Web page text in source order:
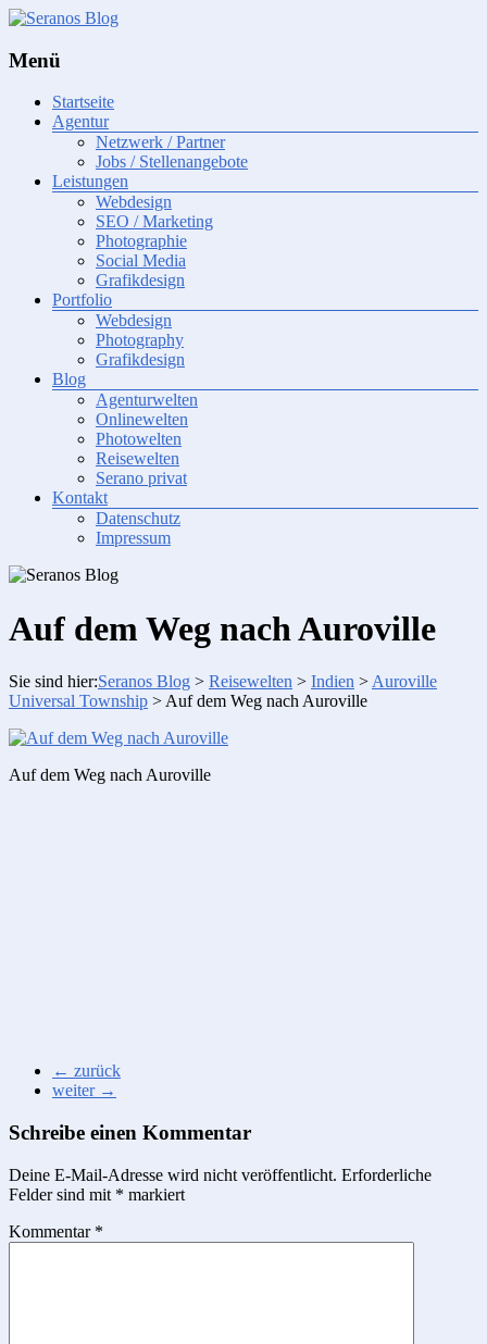
Seranos
Wie
das
Menü
Startseite
Agentur
Netzwerk / Partner
Jobs / Stellenangebote
Leistungen
Webdesign
SEO / Marketing
Photographie
Social Media
Grafikdesign
Portfolio
Webdesign
Photography
Grafikdesign
Blog
Agenturwelten
Onlinewelten
Photowelten
Reisewelten
Serano privat
Kontakt
Datenschutz
Impressum
Auf dem Weg nach Auroville
Sie sind hier:Seranos Blog > Reisewelten > Indien > Auroville
Universal Township > Auf dem Weg nach Auroville
Auf dem Weg nach Auroville
← zurück
weiter →
Schreibe einen Kommentar
Deine E-Mail-Adresse wird nicht veröffentlicht. Erforderliche
Felder sind mit * markiert
Kommentar *